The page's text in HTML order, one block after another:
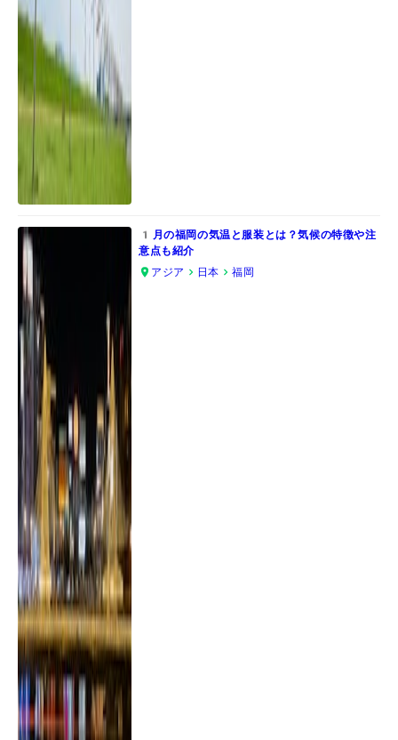
1月の福岡の気温と服装とは？気候の特徴や注
意点も紹介
アジア
日本 福岡